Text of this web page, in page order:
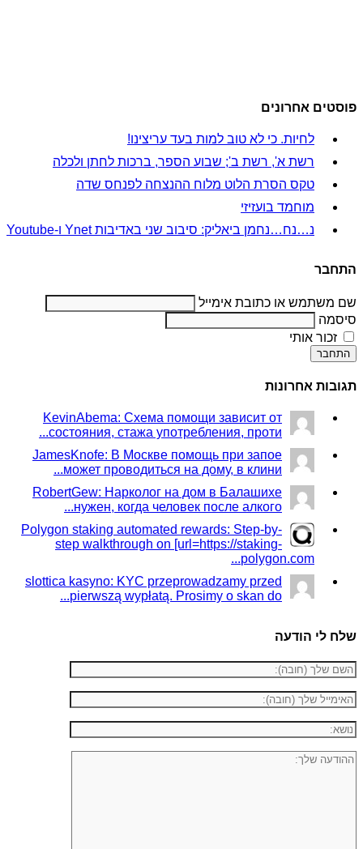
פוסטים אחרונים
לחיות. כי לא טוב למות בעד עריצינו!
רשת א', רשת ב'; שבוע הספר, ברכות לחתן ולכלה
טקס הסרת הלוט מלוח ההנצחה לפנחס שדה
מוחמד בועזיזי
נ…נח…נחמן ביאליק: סיבוב שני באדיבות Ynet ו-Youtube
התחבר
שם משתמש או כתובת אימייל
סיסמה
זכור אותי
התחבר
תגובות אחרונות
KevinAbema: Схема помощи зависит от
состояния, стажа употребления, проти...
JamesKnofe: В Москве помощь при запое
может проводиться на дому, в клини...
RobertGew: Нарколог на дом в Балашихе
нужен, когда человек после алкого...
Polygon staking automated rewards: Step-by-
step walkthrough on [url=https://staking-
polygon.com...
slottica kasyno: KYC przeprowadzamy przed
pierwszą wypłatą. Prosimy o skan do...
שלח לי הודעה